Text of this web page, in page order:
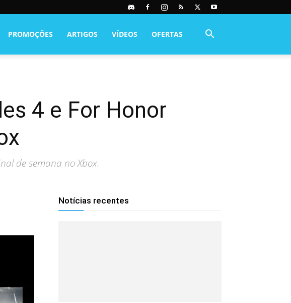
PROMOÇÕES ARTIGOS VÍDEOS OFERTAS
4 e For Honor
de semana no Xbox.
Notícias recentes